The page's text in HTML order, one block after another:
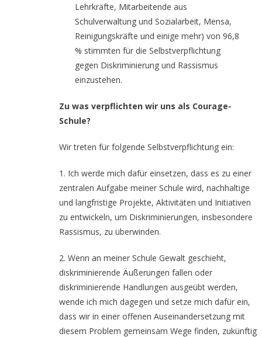
Lehrkräfte, Mitarbeitende aus
Schulverwaltung und Sozialarbeit, Mensa,
Reinigungskräfte und einige mehr) von 96,8
% stimmten für die Selbstverpflichtung
gegen Diskriminierung und Rassismus
einzustehen.
Zu was verpflichten wir uns als Courage-
Schule?
Wir treten für folgende Selbstverpflichtung ein:
1. Ich werde mich dafür einsetzen, dass es zu einer
zentralen Aufgabe meiner Schule wird, nachhaltige
und langfristige Projekte, Aktivitäten und Initiativen
zu entwickeln, um Diskriminierungen, insbesondere
Rassismus, zu überwinden.
2. Wenn an meiner Schule Gewalt geschieht,
diskriminierende Äußerungen fallen oder
diskriminierende Handlungen ausgeübt werden,
wende ich mich dagegen und setze mich dafür ein,
dass wir in einer offenen Auseinandersetzung mit
diesem Problem gemeinsam Wege finden, zukünftig